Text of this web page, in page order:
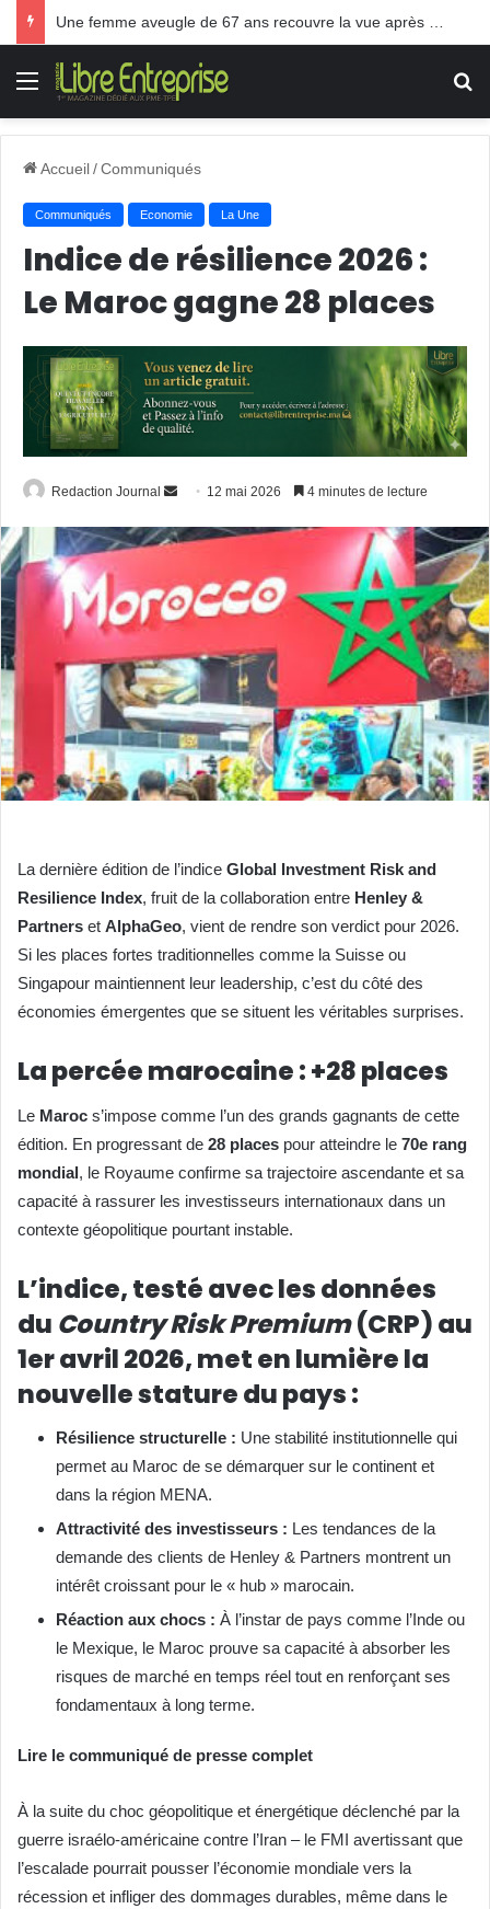
Menu
Accueil/Communiqués
Communiqués Economie La Une
Indice de résilience 2026 :
Le Maroc gagne 28 places
Redaction Journal
Envoyer
courriel
12 mai 2026 4 minutes de lecture
La dernière édition de l’indice Global Investment Risk and
Resilience Index, fruit de la collaboration entre Henley &
Partners et AlphaGeo, vient de rendre son verdict pour 2026.
Si les places fortes traditionnelles comme la Suisse ou
Singapour maintiennent leur leadership, c’est du côté des
économies émergentes que se situent les véritables surprises.
La percée marocaine : +28 places
Le Maroc s’impose comme l’un des grands gagnants de cette
édition. En progressant de 28 places pour atteindre le 70e rang
mondial, le Royaume confirme sa trajectoire ascendante et sa
capacité à rassurer les investisseurs internationaux dans un
contexte géopolitique pourtant instable.
L’indice, testé avec les données
du Country Risk Premium(CRP) au
1er avril 2026, met en lumière la
nouvelle stature du pays :
Résilience structurelle : Une stabilité institutionnelle qui
permet au Maroc de se démarquer sur le continent et
dans la région MENA.
Attractivité des investisseurs : Les tendances de la
demande des clients de Henley & Partners montrent un
intérêt croissant pour le « hub » marocain.
Réaction aux chocs : À l’instar de pays comme l’Inde ou
le Mexique, le Maroc prouve sa capacité à absorber les
risques de marché en temps réel tout en renforçant ses
fondamentaux à long terme.
Lire le communiqué de presse complet
À la suite du choc géopolitique et énergétique déclenché par la
guerre israélo-américaine contre l’Iran – le FMI avertissant que
l’escalade pourrait pousser l’économie mondiale vers la
récession et infliger des dommages durables, même dans le